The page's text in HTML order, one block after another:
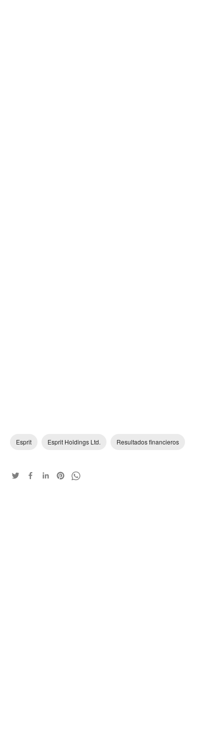
Esprit Esprit Holdings Ltd. Resultados financieros